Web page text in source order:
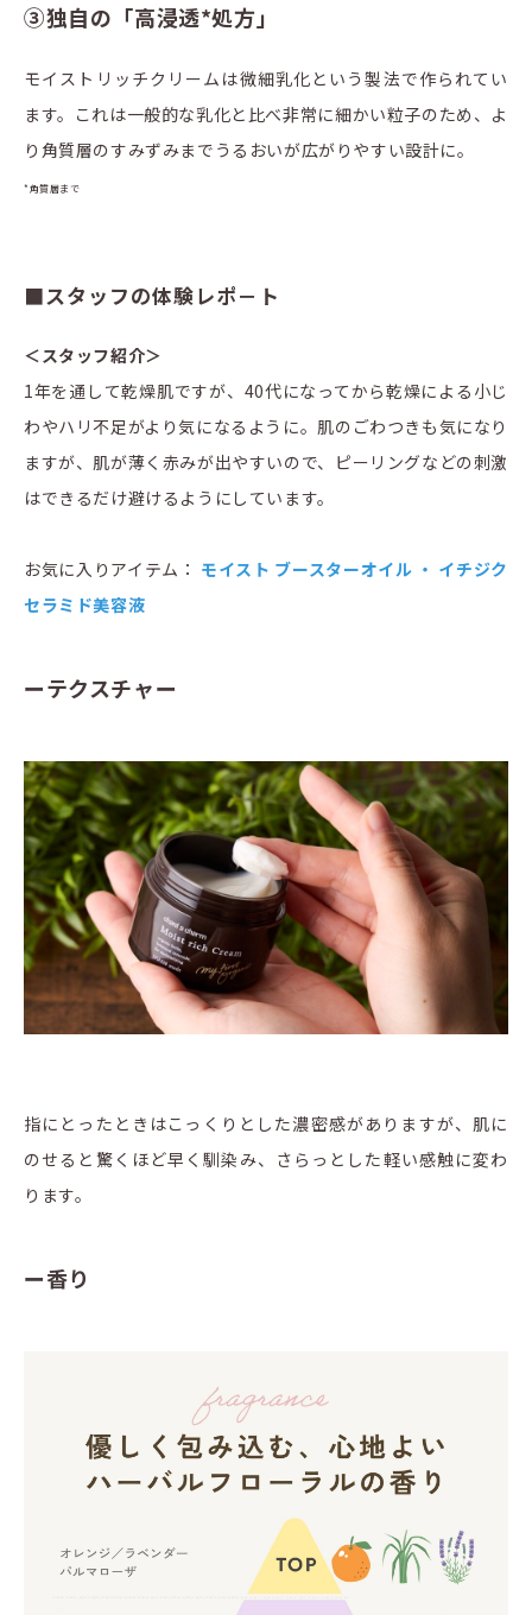
③独自の「高浸透*処方」
モイストリッチクリームは微細乳化という製法で作られてい
ます。これは一般的な乳化と比べ非常に細かい粒子のため、よ
り角質層のすみずみまでうるおいが広がりやすい設計に。
*角質層まで
■スタッフの体験レポ－ト
＜スタッフ紹介＞
1年を通して乾燥肌ですが、40代になってから乾燥による小じ
わやハリ不足がより気になるように。肌のごわつきも気になり
ますが、肌が薄く赤みが出やすいので、ピーリングなどの刺激
はできるだけ避けるようにしています。
お気に入りアイテム： モイスト ブースターオイル ・ イチジク
セラミド美容液
ーテクスチャー
指にとったときはこっくりとした濃密感がありますが、肌に
のせると驚くほど早く馴染み、さらっとした軽い感触に変わ
ります。
ー香り